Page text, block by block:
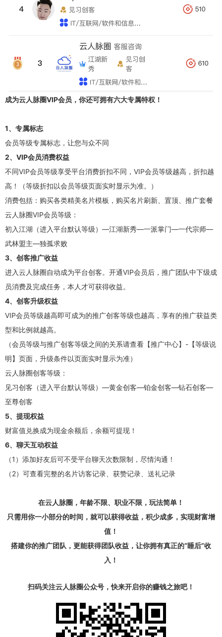
成为云人脉圈VIP会员，你还可拥有六大专属特权！
1、专属标志
会员等级专属标志，让您与众不同
2、VIP会员消费权益
不同VIP会员等级享受平台消费折扣不同，VIP会员等级越高，折扣越
高！（等级折扣以会员等级页面实时显示为准。）
消费包括：购买各类精美名片模板，购买名片刷新、置顶、推广套餐
云人脉圈VIP会员等级：
初入江湖（进入平台默认等级）—江湖新秀—一派掌门—一代宗师—
武林盟主—独孤求败
3、创客推广收益
进入云人脉圈自动成为平台创客。开通VIP会员后，推广团队中下级成
员消费及完成任务，本人才可获得收益。
4、创客升级权益
VIP会员等级越高即可成为的推广创客等级也越高，享有的推广获益类
型和比例就越高。
（会员等级与推广创客等级之间的关系请查看【推广中心】-【等级说
明】页面，升级条件以页面实时显示为准）
云人脉圈创客等级：
见习创客（进入平台默认等级）—黄金创客—铂金创客—钻石创客—
至尊创客
5、提现权益
财富值兑换成为现金余额后，余额可提现！
6、聊天互动权益
（1）添加好友后可不受平台聊天次数限制，尽情沟通！
（2）可查看完整的名片访客记录、获赞记录、送礼记录
在云人脉圈，年龄不限、职业不限，玩法简单！
只需用你一小部分的时间，就可以获得收益，积少成多，实现财富增
值！
搭建你的推广团队，更能获得团队收益，让你拥有真正的“睡后”收
入！
扫码关注云人脉圈公众号，快来开启你的赚钱之旅吧！